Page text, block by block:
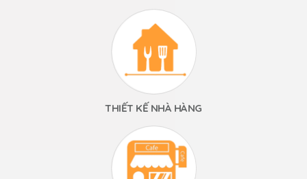
THIẾT KẾ NHÀ HÀNG